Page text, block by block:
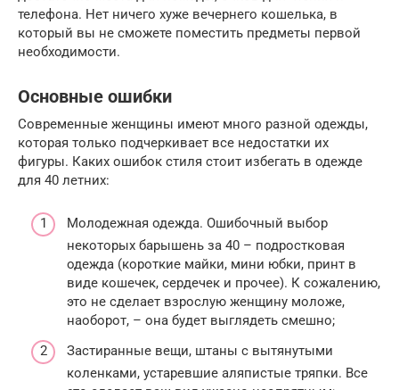
телефона. Нет ничего хуже вечернего кошелька, в
который вы не сможете поместить предметы первой
необходимости.
Основные ошибки
Современные женщины имеют много разной одежды,
которая только подчеркивает все недостатки их
фигуры. Каких ошибок стиля стоит избегать в одежде
для 40 летних:
Молодежная одежда. Ошибочный выбор
некоторых барышень за 40 – подростковая
одежда (короткие майки, мини юбки, принт в
виде кошечек, сердечек и прочее). К сожалению,
это не сделает взрослую женщину моложе,
наоборот, – она будет выглядеть смешно;
Застиранные вещи, штаны с вытянутыми
коленками, устаревшие аляпистые тряпки. Все